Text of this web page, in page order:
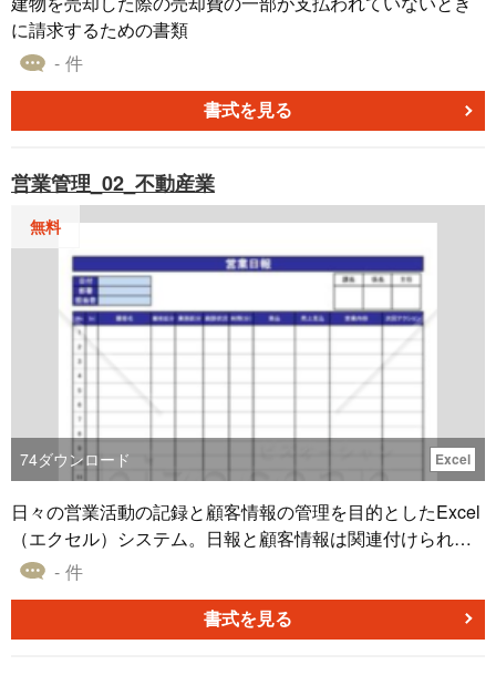
に請求するための書類
- 件
書式を見る
営業管理_02_不動産業
無料
74ダウンロード Excel
日々の営業活動の記録と顧客情報の管理を目的としたExcel
（エクセル）システム。日報と顧客情報は関連付けられて
おり、各顧客の営業活動履歴を閲覧できます。商品はリス
す。A4縦（不動産業向け、汎用品営業向け）
- 件
書式を見る